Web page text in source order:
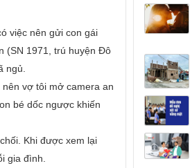
việc nên gửi con gái
(SN 1971, trú huyện Đô
ngủ.
vợ tôi mở camera an
bé dốc ngược khiến
Khi được xem lại
gia đình.